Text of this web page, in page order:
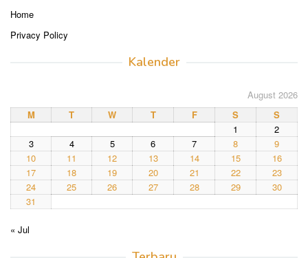
Home
Privacy Policy
Kalender
August 2026
M
T W T F S
S
1
2
3
4 5 6 7 8
9
10
11 12 13 14 15
16
17
18 19 20 21 22
23
24
25 26 27 28 29
30
31
« Jul